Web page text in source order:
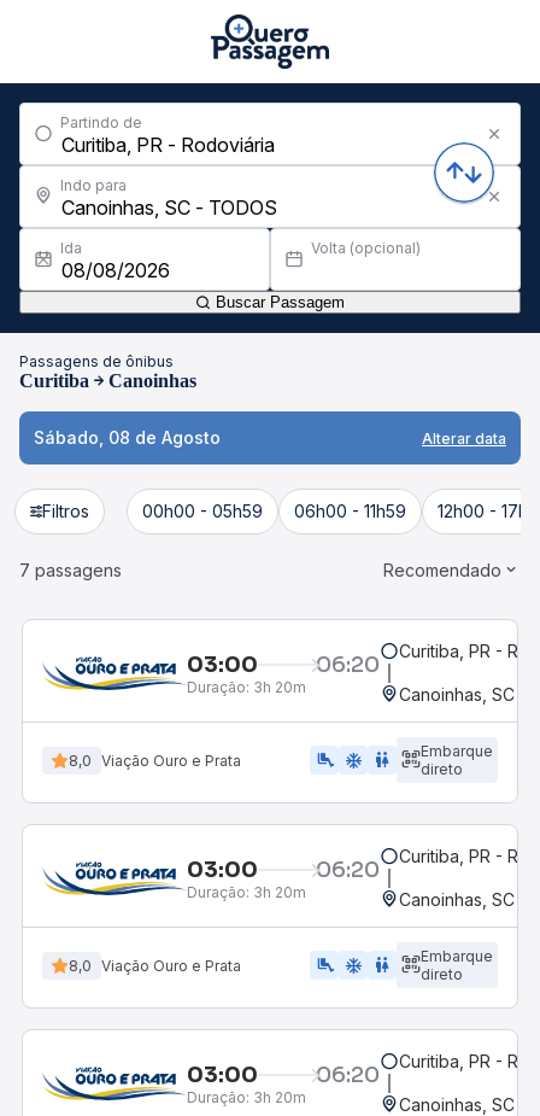
Partindo de
Indo para
Ida Volta (opcional)
Buscar Passagem
Passagens de ônibus
Curitiba Canoinhas
Sábado, 08 de Agosto Alterar data
Filtros 00h00 - 05h59 06h00 - 11h59 12h00 -
7 passagens Recomendado
03:00 06:20
Duração: 3h 20m
Curitiba, PR -
Canoinhas, SC
8,0 Viação Ouro e Prata airline_seat_legroom_extra ac_unit wc
Embarque
direto
03:00 06:20
Duração: 3h 20m
Curitiba, PR -
Canoinhas, SC
8,0 Viação Ouro e Prata airline_seat_legroom_extra ac_unit WC
Embarque
direto
03:00 06:20
Duração: 3h 20m
Curitiba, PR -
Canoinhas, SC